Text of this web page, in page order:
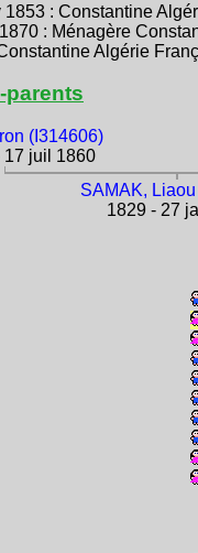
1853 : Constantine
: Ménagère
Algérie
parents
(I314606)
17 juil 1860
SAMAK,
1829 - 27